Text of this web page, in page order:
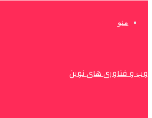
منو
وب و فناوری های نوین